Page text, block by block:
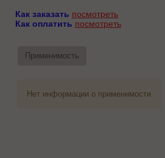
Как заказать посмотреть
Как оплатить посмотреть
Применимость
Нет информации о применимости